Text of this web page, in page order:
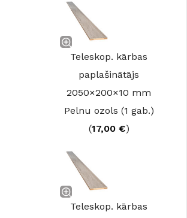
Teleskop. kārbas
paplašinātājs
2050×200×10 mm
Pelnu ozols (1 gab.)
(17,00 €)
Teleskop. kārbas